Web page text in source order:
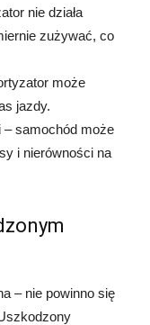
nie działa
zużywać, co
może
jazdy.
– samochód może
i nierówności na
– nie powinno się